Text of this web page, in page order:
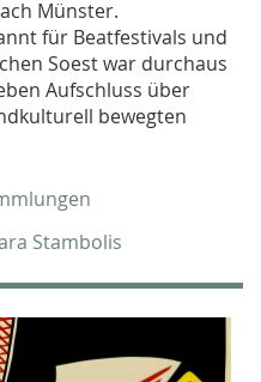
Münster.
für Beatfestivals und
Soest war durchaus
Aufschluss über
bewegten
Stambolis